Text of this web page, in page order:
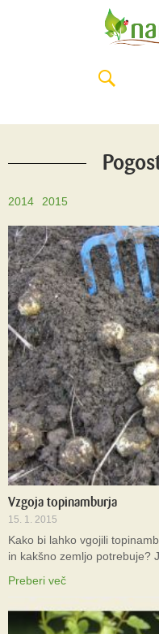
2014 2015
Vzgoja topinamburja
15. 1. 2015
Kako bi lahko vgojili
in kakšno zemljo potrebuje?
Preberi več